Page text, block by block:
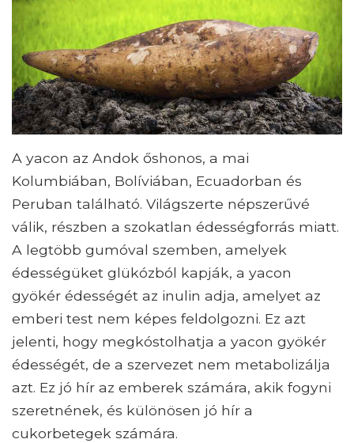
A yacon az Andok őshonos, a mai
Kolumbiában, Bolíviában, Ecuadorban és
Peruban található. Világszerte népszerűvé
válik, részben a szokatlan édességforrás miatt.
A legtöbb gumóval szemben, amelyek
édességüket glükózból kapják, a yacon
gyökér édességét az inulin adja, amelyet az
emberi test nem képes feldolgozni. Ez azt
jelenti, hogy megkóstolhatja a yacon gyökér
édességét, de a szervezet nem metabolizálja
azt. Ez jó hír az emberek számára, akik fogyni
szeretnének, és különösen jó hír a
cukorbetegek számára.